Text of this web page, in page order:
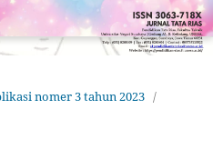
nomer 3 tahun 2023 /